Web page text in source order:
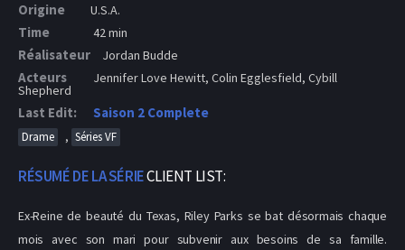
Origine U.S.A.
Time 42 min
Réalisateur Jordan Budde
Acteurs Jennifer Love Hewitt, Colin Egglesfield, Cybill
Shepherd
Last Edit: Saison 2 Complete
Drame , Séries VF
RÉSUMÉ DE LA SÉRIECLIENT LIST:
Ex-Reine de beauté du Texas, Riley Parks se bat désormais chaque
mois avec son mari pour subvenir aux besoins de sa famille.